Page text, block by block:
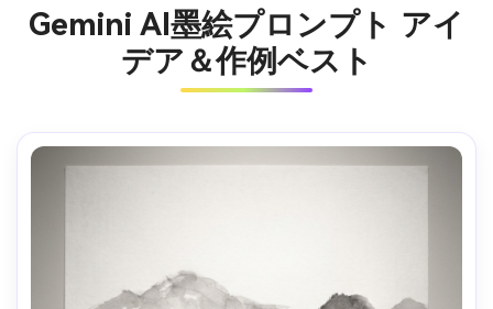
Gemini AI墨絵プロンプト アイ
デア＆作例ベスト